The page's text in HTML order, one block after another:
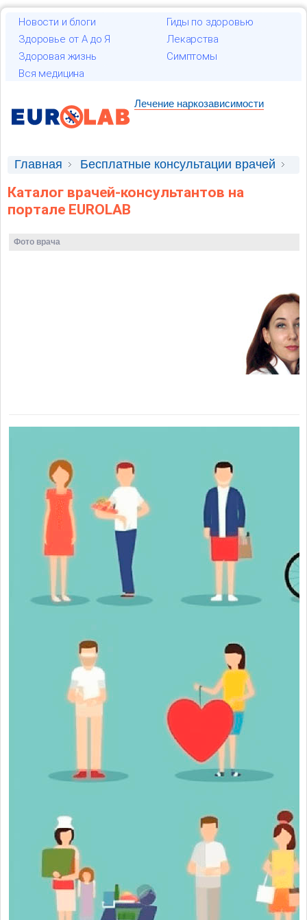
Новости и блоги
Гиды по здоровью
Здоровье от А до Я
Лекарства
Здоровая жизнь
Симптомы
Вся медицина
Лечение наркозависимости
Главная
Бесплатные консультации врачей
Врачи-консультанты
Каталог врачей-консультантов на
портале EUROLAB
Фото врача